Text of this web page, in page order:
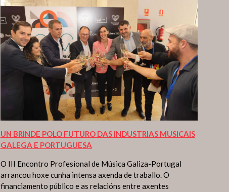
UN BRINDE POLO FUTURO DAS INDUSTRIAS MUSICAIS
GALEGA E PORTUGUESA
O III Encontro Profesional de Música Galiza-Portugal
arrancou hoxe cunha intensa axenda de traballo. O
financiamento público e as relacións entre axentes